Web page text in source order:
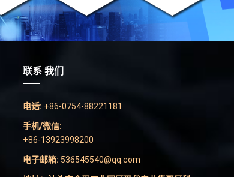
联系 我们
电话: +86-0754-88221181
手机/微信:
+86-13923998200
电子邮箱: 536545540@qq.com